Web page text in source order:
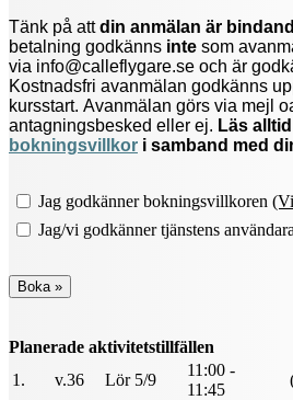
Tänk på attdin anmälan är
betalning godkänns inte som
via info@calleflygare.se och är
Kostnadsfri avanmälan godkänns
kursstart. Avanmälan görs via mejl
antagningsbesked eller ej. Läs
bokningsvillkor i samband med
Jag godkänner bokningsvillkoren
Jag/vi godkänner tjänstens
Planerade aktivitetstillfällen
1.
v.36 Lör 5/9
11:00 -
11:45